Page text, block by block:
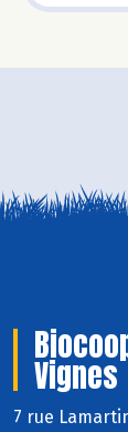
Vignes
7 rue